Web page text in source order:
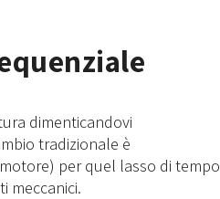
dimenticandovi
tradizionale è
per quel lasso di tempo
meccanici.